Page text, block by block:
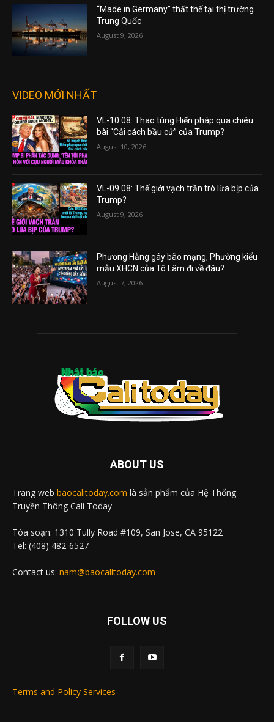
“Made in Germany” thất thế tại thị trường
Trung Quốc
August 9, 2026
VIDEO MỚI NHẤT
VL-10.08: Thao túng Hiến pháp qua chiêu
bài “Cải cách bầu cử” của Trump?
August 10, 2026
VL-09.08: Thế giới vạch trần trò lừa bịp của
Trump?
August 9, 2026
Phương Hằng gây bão mạng, Phường kiểu
mẫu XHCN của Tô Lâm đi về đâu?
August 7, 2026
ABOUT US
Trang web baocalitoday.com là sản phẩm của Hệ Thống
Truyền Thông Cali Today
Tòa soạn: 1310 Tully Road #109, San Jose, CA 95122
Tel: (408) 482-6527
Contact us: nam@baocalitoday.com
FOLLOW US
Terms and Policy Services